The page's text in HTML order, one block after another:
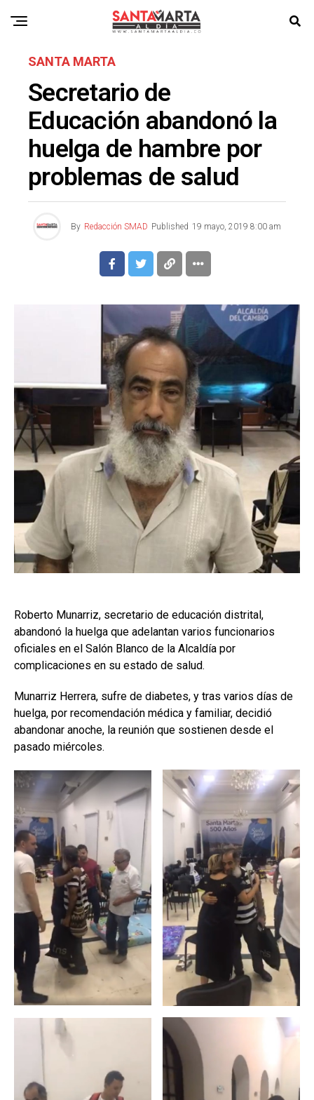
SANTA MARTA
Secretario de
Educación abandonó la
huelga de hambre por
problemas de salud
By Redacción SMAD Published 19 mayo, 2019 8:00 am
Roberto Munarriz, secretario de educación distrital,
abandonó la huelga que adelantan varios funcionarios
oficiales en el Salón Blanco de la Alcaldía por
complicaciones en su estado de salud.
Munarriz Herrera, sufre de diabetes, y tras varios días de
huelga, por recomendación médica y familiar, decidió
abandonar anoche, la reunión que sostienen desde el
pasado miércoles.